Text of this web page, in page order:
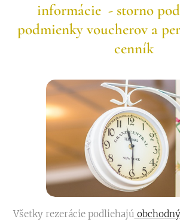
informácie - storno
podmienky voucherov a
cenník
Všetky rezerácie podliehajú